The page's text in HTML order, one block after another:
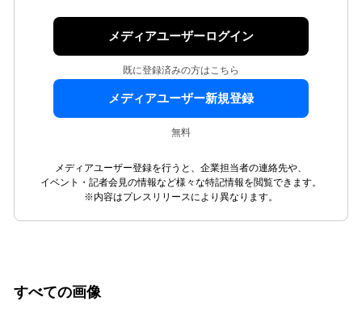
メディアユーザーログイン
既に登録済みの方はこちら
メディアユーザー新規登録
無料
メディアユーザー登録を行うと、企業担当者の連絡先や、
イベント・記者会見の情報など様々な特記情報を閲覧できます。
※内容はプレスリリースにより異なります。
すべての画像